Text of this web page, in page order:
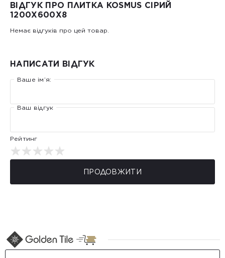
ВІДГУК ПРО ПЛИТКА KOSMUS СІРИЙ
1200X600X8
Немає відгуків про цей товар.
НАПИСАТИ ВІДГУК
Ваше ім’я:
Ваш відгук
Рейтинг
ПРОДОВЖИТИ